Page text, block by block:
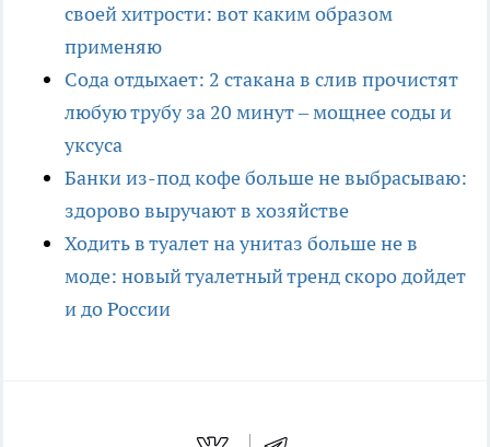
своей хитрости: вот каким образом
применяю
Сода отдыхает: 2 стакана в слив прочистят
любую трубу за 20 минут – мощнее соды и
уксуса
Банки из-под кофе больше не выбрасываю:
здорово выручают в хозяйстве
Ходить в туалет на унитаз больше не в
моде: новый туалетный тренд скоро дойдет
и до России